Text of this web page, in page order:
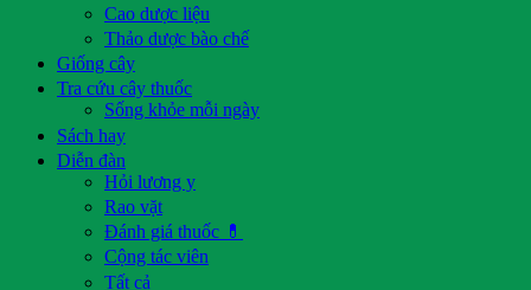
Cao dược liệu
Thảo dược bào chế
Giống cây
Tra cứu cây thuốc
Sống khỏe mỗi ngày
Sách hay
Diễn đàn
Hỏi lương y
Rao vặt
Đánh giá thuốc 💊
Cộng tác viên
Tất cả